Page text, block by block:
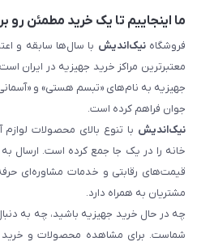
ما اینجاییم تا یک خرید مطمئن رو
فروشگاهنیک‌اندیش
معتبرترین مراکز خرید جهیزیه در ایران
جهیزیه به نام‌های «تبسم هستی» و
جوان فراهم کرده است.
نیک‌اندیش با تنوع بالای محصولات
خانه را در یک جا جمع کرده است. ارسال
قیمت‌های رقابتی و خدمات مشاوره‌ای
مشتریان به همراه دارد.
چه در حال خرید جهیزیه باشید، چه به
شماست. برای مشاهده محصولات و خرید